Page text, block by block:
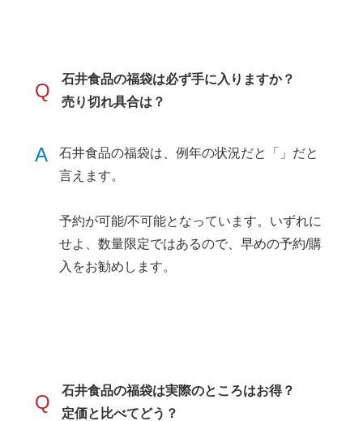
Q
石井食品の福袋は必ず手に入りますか？
売り切れ具合は？
A
石井食品の福袋は、例年の状況だと「」だと
言えます。
予約が可能/不可能となっています。いずれに
せよ、数量限定ではあるので、早めの予約/購
入をお勧めします。
Q
石井食品の福袋は実際のところはお得？
定価と比べてどう？